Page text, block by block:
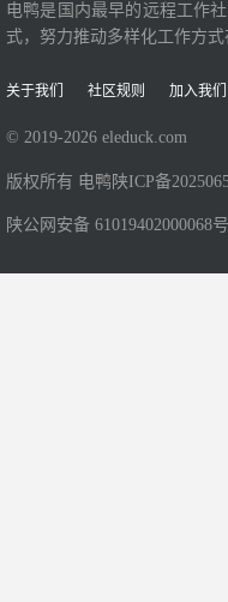
电鸭是国内最早的远程工作
式，努力推动多样化工作方式
关于我们 社区规则 加入我们
© 2019-2026 eleduck.com
版权所有 电鸭 陕ICP备
陕公网安备 61019402000068号